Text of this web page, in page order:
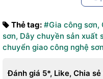
Thẻ tag: #Gia công sơn,
sơn, Dây chuyền sản xuất
chuyển giao công nghệ sơn
Đánh giá 5*, Like, Chia